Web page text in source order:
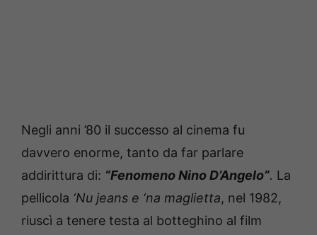
Negli anni ’80 il successo al cinema fu
davvero enorme, tanto da far parlare
addirittura di: “Fenomeno Nino D’Angelo”. La
pellicola ‘Nu jeans e ‘na maglietta, nel 1982,
riuscì a tenere testa al botteghino al film